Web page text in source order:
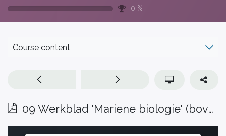
0 %
Course content
09 Werkblad 'Mariene biologie' (bovenbouw hv) Engels